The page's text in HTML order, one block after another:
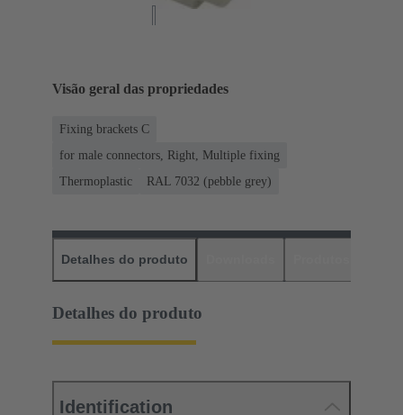
Visão geral das propriedades
Fixing brackets C
for male connectors, Right, Multiple fixing
Thermoplastic
RAL 7032 (pebble grey)
Detalhes do produto
Detalhes do produto
Identification